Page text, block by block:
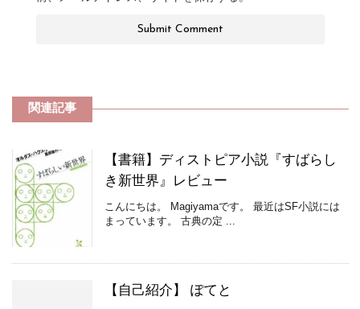
関連記事
【書籍】ディストピア小説『すばらし
き新世界』レビュー
こんにちは。 Magiyamaです。 最近はSF小説には
まっています。 古典の定 ...
【自己紹介】 ぽてと